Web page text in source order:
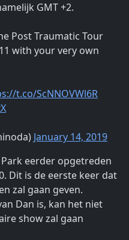
GMT +2.
Post Traumatic Tour
with your very own
t.co/ScNNOVWl6R
January 14, 2019
eerder opgetreden
Dit is de eerste keer dat
zal gaan geven.
Dan is, kan het niet
show zal gaan